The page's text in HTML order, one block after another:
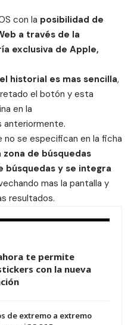
con la posibilidad de
a través de la
exclusiva de Apple,
historial es mas sencilla,
el botón y esta
en la
anteriormente.
no se especifican en la ficha
zona de búsquedas
búsquedas y se integra
mas la pantalla y
resultados.
te permite
con la nueva
de extremo a extremo